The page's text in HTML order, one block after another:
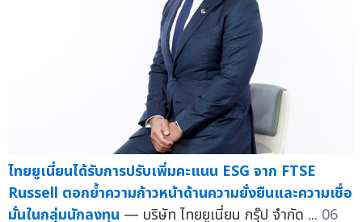
ไทยยูเนี่ยนได้รับการปรับเพิ่มคะแนน ESG จาก FTSE
Russell ตอกย้ำความก้าวหน้าด้านความยั่งยืนและความเชื่อ
มั่นในกลุ่มนักลงทุน — บริษัท ไทยยูเนี่ยน กรุ๊ป จำกัด ... 06